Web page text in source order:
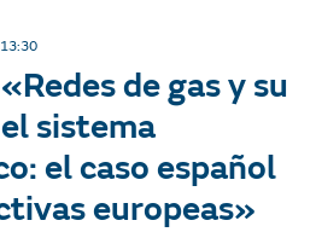
13:30
de gas y su
sistema
el caso español
europeas»